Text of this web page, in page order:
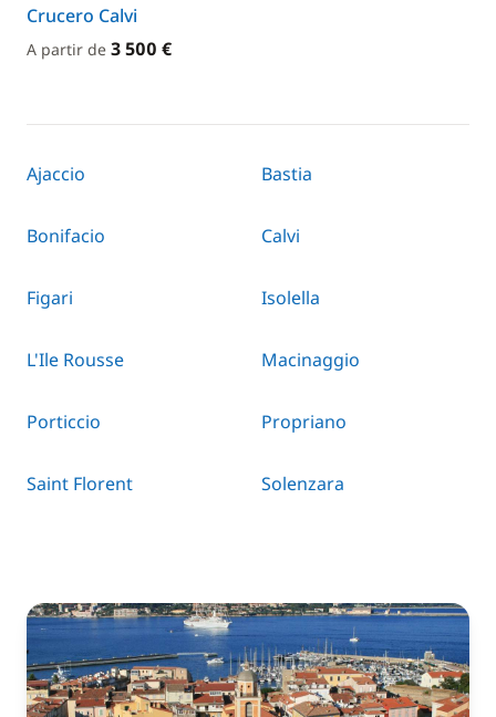
Crucero Calvi
A partir de 3 500 €
Ajaccio Bastia
Bonifacio Calvi
Figari Isolella
L'Ile Rousse Macinaggio
Porticcio Propriano
Saint Florent Solenzara